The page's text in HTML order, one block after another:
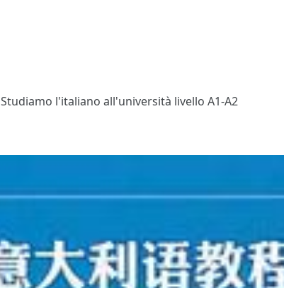
Studiamo l'italiano all'università livello A1-A2